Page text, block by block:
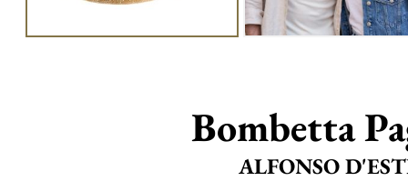
Bombetta
ALFONSO